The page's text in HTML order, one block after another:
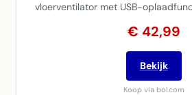
vloerventilator met USB-
€ 42,99
Bekijk
Koop via bol.com